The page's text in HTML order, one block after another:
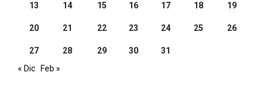
13 14 15 16 17 18 19
20 21 22 23 24 25 26
27 28 29 30
31
« Dic
Feb »